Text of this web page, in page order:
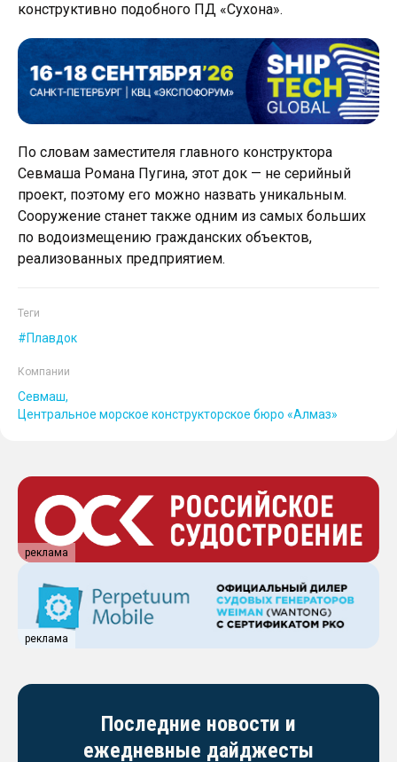
конструктивно подобного ПД «Сухона».
По словам заместителя главного конструктора
Севмаша Романа Пугина, этот док — не серийный
проект, поэтому его можно назвать уникальным.
Сооружение станет также одним из самых больших
по водоизмещению гражданских объектов,
реализованных предприятием.
Теги
Плавдок
Компании
Севмаш
Центральное морское конструкторское бюро «Алмаз»
реклама
реклама
Последние новости и
ежедневные дайджесты